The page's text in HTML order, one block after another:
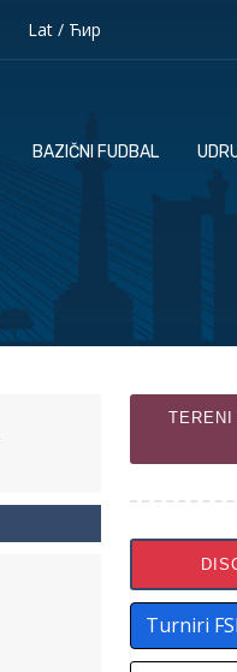
Lat/ Ћир
BAZIČNI FUDBAL